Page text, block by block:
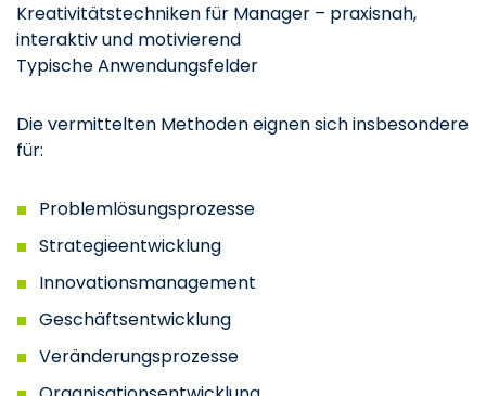
Kreativitätstechniken für Manager – praxisnah,
interaktiv und motivierend
Typische Anwendungsfelder
Die vermittelten Methoden eignen sich insbesondere
für:
Problemlösungsprozesse
Strategieentwicklung
Innovationsmanagement
Geschäftsentwicklung
Veränderungsprozesse